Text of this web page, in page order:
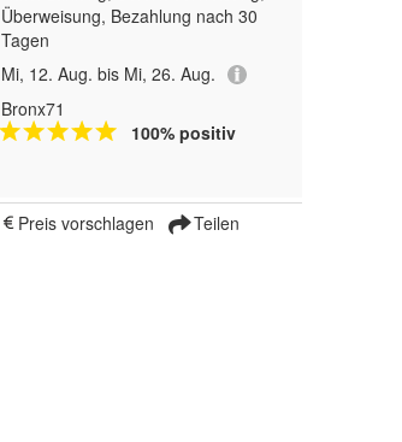
Überweisung, Bezahlung nach 30
Tagen
Mi, 12. Aug. bis Mi, 26. Aug.
Bronx71
100% positiv
Preis vorschlagen Teilen